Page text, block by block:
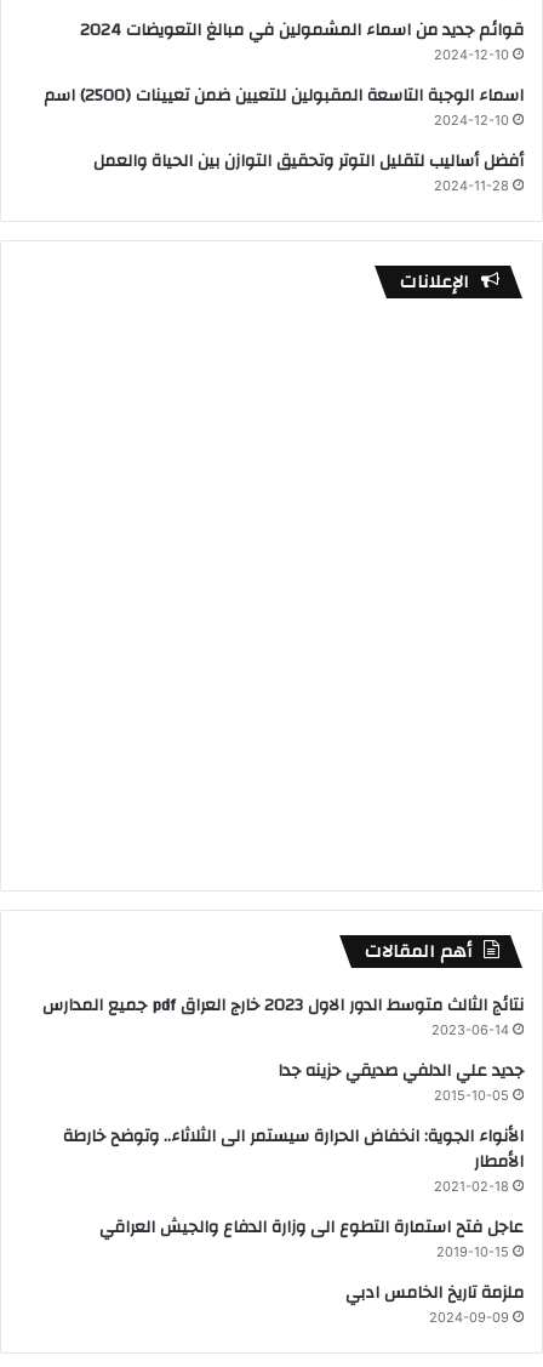
قوائم جديد من اسماء المشمولين في مبالغ التعويضات 2024
2024-12-10
اسماء الوجبة التاسعة المقبولين للتعيين ضمن تعيينات (2500) اسم
2024-12-10
أفضل أساليب لتقليل التوتر وتحقيق التوازن بين الحياة والعمل
2024-11-28
الإعلانات
أهم المقالات
نتائج الثالث متوسط الدور الاول 2023 خارج العراق pdf جميع المدارس
2023-06-14
جديد علي الدلفي صديقي حزينه جدا
2015-10-05
الأنواء الجوية: انخفاض الحرارة سيستمر الى الثلاثاء.. وتوضح خارطة
الأمطار
2021-02-18
عاجل فتح استمارة التطوع الى وزارة الدفاع والجيش العراقي
2019-10-15
ملزمة تاريخ الخامس ادبي
2024-09-09